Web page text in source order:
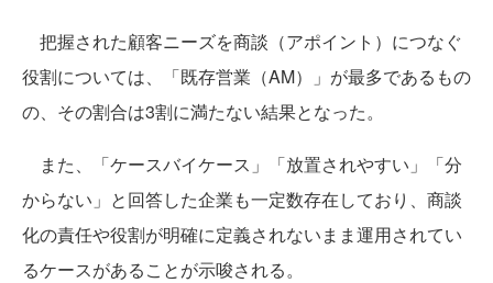
把握された顧客ニーズを商談（アポイント）につなぐ
役割については、「既存営業（AM）」が最多であるもの
の、その割合は3割に満たない結果となった。
また、「ケースバイケース」「放置されやすい」「分
からない」と回答した企業も一定数存在しており、商談
化の責任や役割が明確に定義されないまま運用されてい
るケースがあることが示唆される。